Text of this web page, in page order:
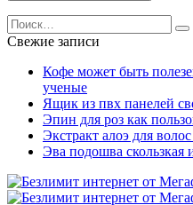
Search
for:
Свежие записи
Кофе может быть
ученые
Ящик из пвх панелей
Эпин для роз как
Экстракт алоэ для
Эва подошва скользкая